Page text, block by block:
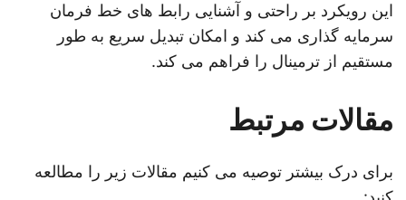
این رویکرد بر راحتی و آشنایی رابط های خط فرمان
سرمایه گذاری می کند و امکان تبدیل سریع به طور
مستقیم از ترمینال را فراهم می کند.
مقالات مرتبط
برای درک بیشتر توصیه می کنیم مقالات زیر را مطالعه